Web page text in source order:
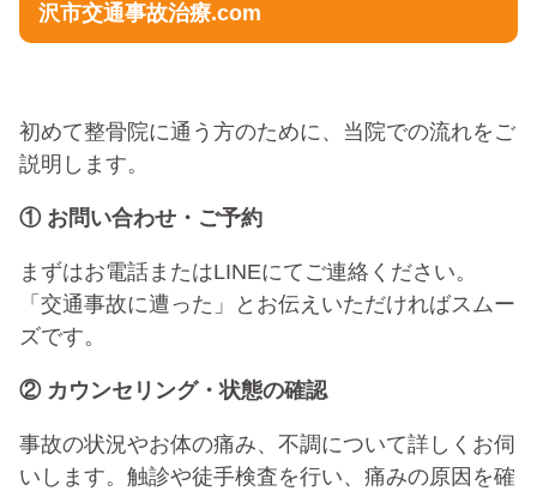
沢市交通事故治療.com
初めて整骨院に通う方のために、当院での流れをご
説明します。
① お問い合わせ・ご予約
まずはお電話またはLINEにてご連絡ください。
「交通事故に遭った」とお伝えいただければスムー
ズです。
② カウンセリング・状態の確認
事故の状況やお体の痛み、不調について詳しくお伺
いします。触診や徒手検査を行い、痛みの原因を確